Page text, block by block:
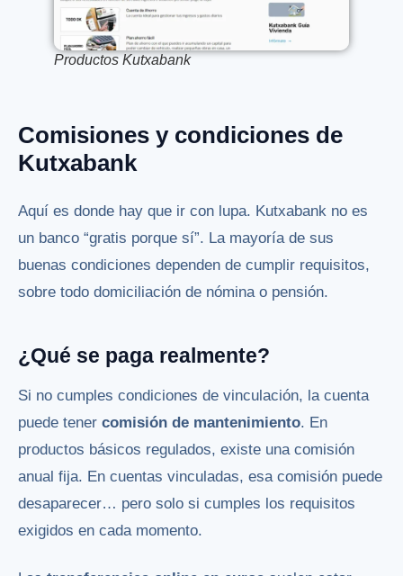
Productos Kutxabank
Comisiones y condiciones de
Kutxabank
Aquí es donde hay que ir con lupa. Kutxabank no es
un banco “gratis porque sí”. La mayoría de sus
buenas condiciones dependen de cumplir requisitos,
sobre todo domiciliación de nómina o pensión.
¿Qué se paga realmente?
Si no cumples condiciones de vinculación, la cuenta
puede tener comisión de mantenimiento. En
productos básicos regulados, existe una comisión
anual fija. En cuentas vinculadas, esa comisión puede
desaparecer… pero solo si cumples los requisitos
exigidos en cada momento.